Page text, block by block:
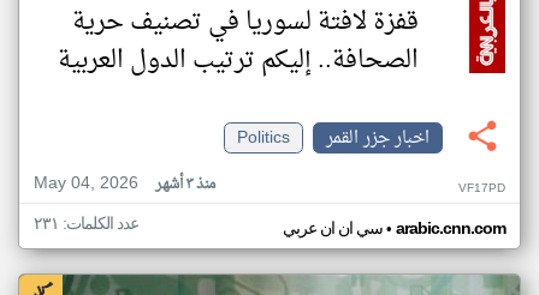
قفزة لافتة لسوريا في تصنيف حرية
الصحافة.. إليكم ترتيب الدول العربية
اخبار جزر القمر
Politics
May 04, 2026
منذ ٣ أشهر VF17PD
سي ان ان عربي• arabic.cnn.com عدد الكلمات: ٢٣١